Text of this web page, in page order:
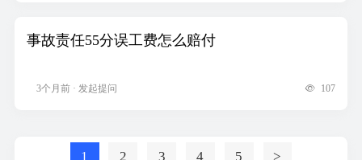
事故责任55分误工费怎么赔付
3个月前 · 发起提问 107
1 2 3 4 5 >